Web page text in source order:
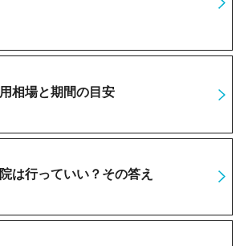
相場と期間の目安
は行っていい？その答え